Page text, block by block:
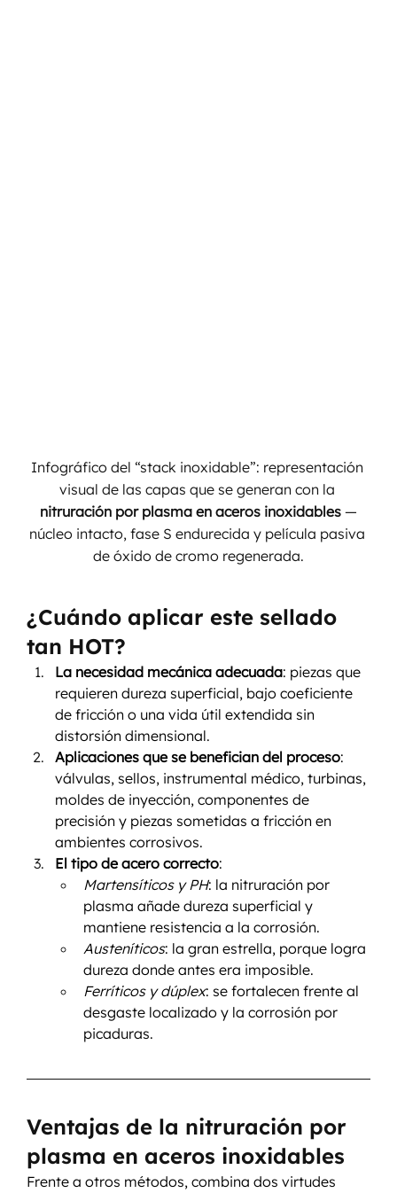
Infográfico del “stack inoxidable”: representación
visual de las capas que se generan con la
nitruración por plasma en aceros inoxidables —
núcleo intacto, fase S endurecida y película pasiva
de óxido de cromo regenerada.
¿Cuándo aplicar este sellado
tan HOT?
La necesidad mecánica adecuada: piezas que
requieren dureza superficial, bajo coeficiente
de fricción o una vida útil extendida sin
distorsión dimensional.
Aplicaciones que se benefician del proceso:
válvulas, sellos, instrumental médico, turbinas,
moldes de inyección, componentes de
precisión y piezas sometidas a fricción en
ambientes corrosivos.
El tipo de acero correcto:
Martensíticos y PH: la nitruración por
plasma añade dureza superficial y
mantiene resistencia a la corrosión.
Austeníticos: la gran estrella, porque logra
dureza donde antes era imposible.
Ferríticos y dúplex: se fortalecen frente al
desgaste localizado y la corrosión por
picaduras.
Ventajas de la nitruración por
plasma en aceros inoxidables
Frente a otros métodos, combina dos virtudes